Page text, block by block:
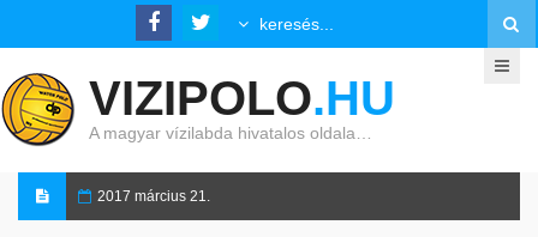
VIZIPOLO.HU
A magyar vízilabda hivatalos oldala…
2017 március 21.